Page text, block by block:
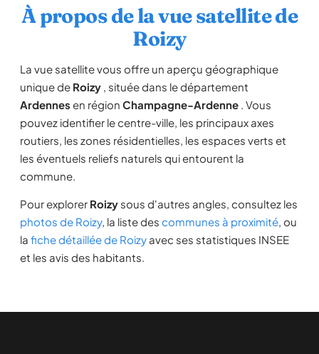
À propos de la vue satellite de
Roizy
La vue satellite vous offre un aperçu géographique
unique de Roizy , située dans le département
Ardennes en région Champagne-Ardenne . Vous
pouvez identifier le centre-ville, les principaux axes
routiers, les zones résidentielles, les espaces verts et
les éventuels reliefs naturels qui entourent la
commune.
Pour explorer Roizy sous d'autres angles, consultez les
photos de Roizy, la liste des communes à proximité, ou
la fiche détaillée de Roizy avec ses statistiques INSEE
et les avis des habitants.